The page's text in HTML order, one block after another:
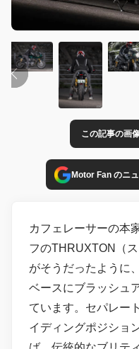
この記事の画
Motor Fan のニ
カフェレーサーの本
フのTHRUXTON（
がそうだったように
ベースにブラッシュ
ています。セパレー
イディングポジショ